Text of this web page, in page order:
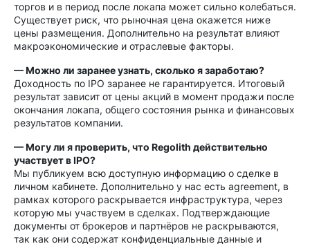
торгов и в период после локапа может сильно колебаться.
Существует риск, что рыночная цена окажется ниже
цены размещения. Дополнительно на результат влияют
макроэкономические и отраслевые факторы.
— Можно ли заранее узнать, сколько я заработаю?
Доходность по IPO заранее не гарантируется. Итоговый
результат зависит от цены акций в момент продажи после
окончания локапа, общего состояния рынка и финансовых
результатов компании.
— Могу ли я проверить, что Regolith действительно
участвует в IPO?
Мы публикуем всю доступную информацию о сделке в
личном кабинете. Дополнительно у нас есть agreement, в
рамках которого раскрывается инфраструктура, через
которую мы участвуем в сделках. Подтверждающие
документы от брокеров и партнёров не раскрываются,
так как они содержат конфиденциальные данные и